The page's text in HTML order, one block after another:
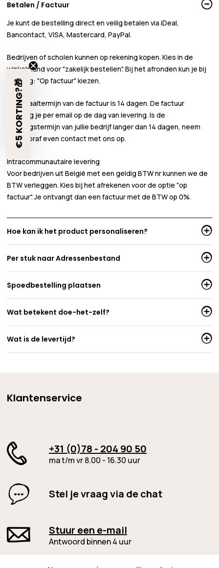
Betalen / Factuur
Je kunt de bestelling direct en veilig betalen via iDeal,
Bancontact, VISA, Mastercard, PayPal.
Bedrijven of scholen kunnen op rekening kopen. Kies in de
winkelmand voor"zakelijk bestellen". Bij het afronden kun je bij
betaling: "Op factuur" kiezen.
De betaaltermijn van de factuur is 14 dagen. De factuur
ontvang je per email op de dag van levering. Is de
betalingstermijn van jullie bedrijf langer dan 14 dagen, neem
dan vooraf even contact met ons op.
Intracommunautaire levering
Voor bedrijven uit België met een geldig BTW nr kunnen we de
BTW verleggen. Kies bij het afrekenen voor de optie "op
factuur". Je ontvangt dan een factuur met de BTW op 0%.
Hoe kan ik het product personaliseren?
Per stuk naar Adressenbestand
Spoedbestelling plaatsen
Wat betekent doe-het-zelf?
Wat is de levertijd?
Klantenservice
+31 (0)78 - 204 90 50
ma t/m vr 8.00 - 16.30 uur
Stel je vraag via de chat
Stuur een e-mail
Antwoord binnen 4 uur
€5 KORTING?🎁